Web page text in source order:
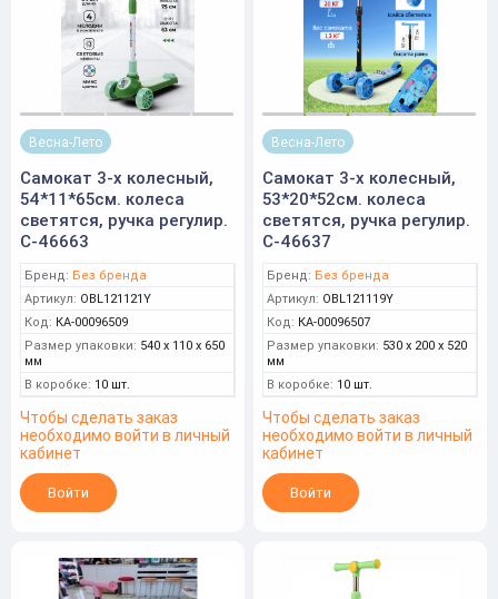
Весна-Лето
Самокат 3-х колесный,
54*11*65см. колеса
светятся, ручка регулир.
С-46663
Бренд: Без бренда
Артикул: OBL121121Y
Код: КА-00096509
Размер упаковки: 540 x 110 x 650
мм
В коробке: 10 шт.
Чтобы сделать заказ
необходимо войти в личный
кабинет
Войти
Весна-Лето
Самокат 3-х колесный,
53*20*52см. колеса
светятся, ручка регулир.
С-46637
Бренд: Без бренда
Артикул: OBL121119Y
Код: КА-00096507
Размер упаковки: 530 x 200 x 520
мм
В коробке: 10 шт.
Чтобы сделать заказ
необходимо войти в личный
кабинет
Войти